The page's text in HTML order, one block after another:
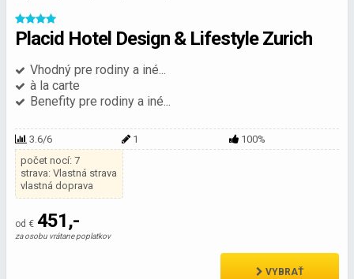
Placid Hotel Design & Lifestyle Zurich
Vhodný pre rodiny a iné...
à la carte
Benefity pre rodiny a iné...
3.6/6 1
100%
počet nocí: 7
strava: Vlastná strava
vlastná doprava
od € 451,-
za osobu vrátane poplatkov
VYBRAŤ